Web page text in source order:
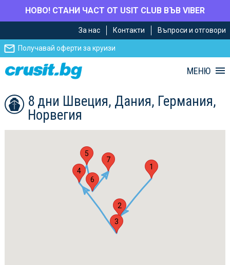
НОВО! СТАНИ ЧАСТ ОТ USIT CLUB ВЪВ VIBER
главното
съдържание
Навигацията
За нас Контакти Въпроси и отговори
Получавай оферти за круизи
МЕНЮ
8 дни Швеция, Дания, Германия,
Норвегия
1
2
3
4
5
6
7